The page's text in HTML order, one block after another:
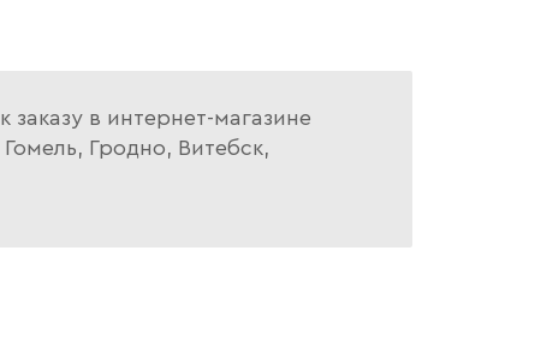
в интернет-магазине
Гродно, Витебск,